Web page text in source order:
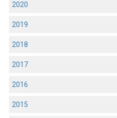
2020
2019
2018
2017
2016
2015